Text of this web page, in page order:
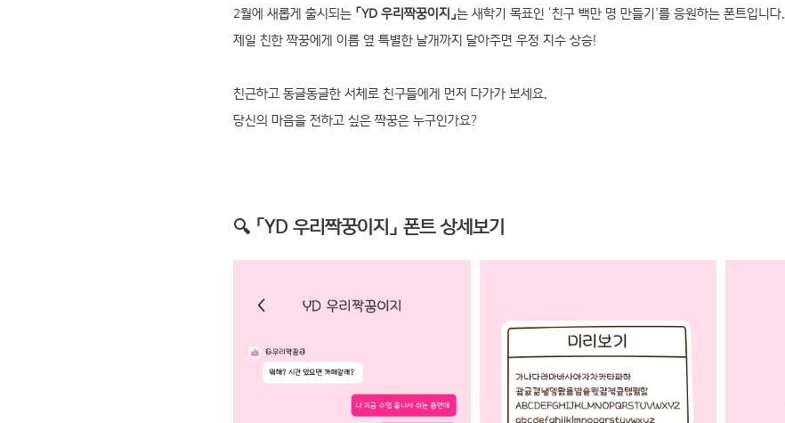
2월에 새롭게 출시되는 「YD 우리짝꿍이지」는 새학기 목표인 ‘친구 백만 명 만들기’를 응원하는 폰트입니다.
제일 친한 짝꿍에게 이름 옆 특별한 날개까지 달아주면 우정 지수 상승!
친근하고 동글동글한 서체로 친구들에게 먼저 다가가 보세요.
당신의 마음을 전하고 싶은 짝꿍은 누구인가요?
🔍 「YD 우리짝꿍이지」 폰트 상세보기